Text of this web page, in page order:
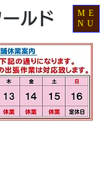
ルド
ME
NU